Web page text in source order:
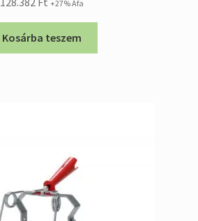
+27% Áfa
Kosárba teszem